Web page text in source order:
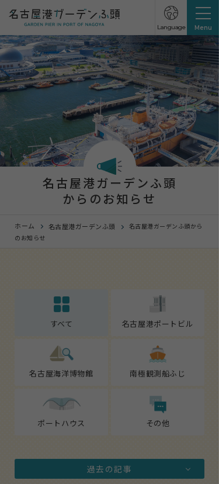
Language Menu
名古屋港ガーデンふ頭
からのお知らせ
ホーム 名古屋港ガーデンふ頭
名古屋港ガーデンふ頭から
のお知らせ
すべて 名古屋港ポートビル
名古屋海洋博物館 南極観測船ふじ
ポートハウス その他
過去の記事